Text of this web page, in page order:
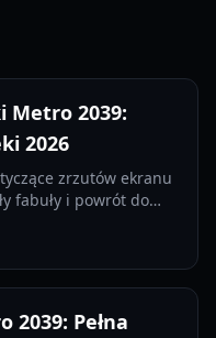
Metro 2039:
2026
zrzutów ekranu
fabuły i powrót do
Pełna